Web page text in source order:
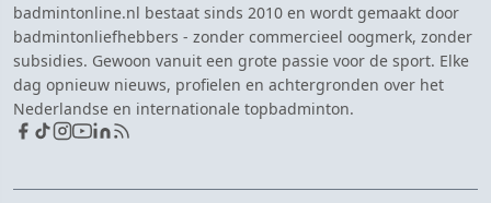
badmintonline.nl bestaat sinds 2010 en wordt gemaakt door
badmintonliefhebbers - zonder commercieel oogmerk, zonder
subsidies. Gewoon vanuit een grote passie voor de sport. Elke
dag opnieuw nieuws, profielen en achtergronden over het
Nederlandse en internationale topbadminton.